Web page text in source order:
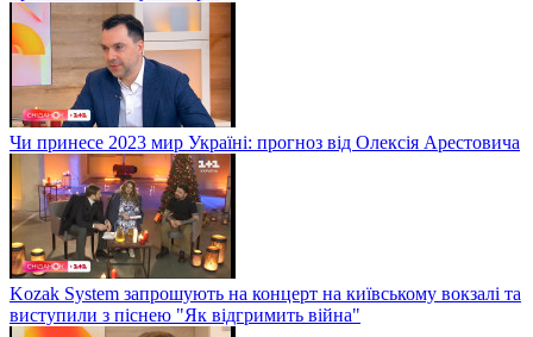
Чи принесе 2023 мир Україні: прогноз від Олексія Арестовича
Kozak System запрошують на концерт на київському вокзалі та
виступили з піснею "Як відгримить війна"